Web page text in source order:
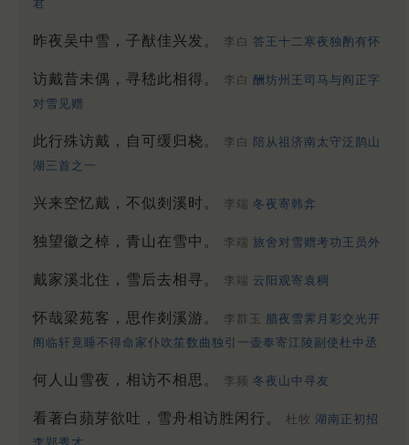
君
昨夜吴中雪，子猷佳兴发。 李白 答王十二寒夜独酌有怀
访戴昔未偶，寻嵇此相得。 李白 酬坊州王司马与阎正字
对雪见赠
此行殊访戴，自可缓归桡。 李白 陪从祖济南太守泛鹊山
湖三首之一
兴来空忆戴，不似剡溪时。 李端 冬夜寄韩弇
独望徽之棹，青山在雪中。 李端 旅舍对雪赠考功王员外
戴家溪北住，雪后去相寻。 李端 云阳观寄袁稠
怀哉梁苑客，思作剡溪游。 李群玉
腊夜雪霁月彩交光开
阁临轩竟睡不得命家仆吹笙数曲独引一壶奉寄江陵副使杜中丞
何人山雪夜，相访不相思。 李频 冬夜山中寻友
看著白蘋芽欲吐，雪舟相访胜闲行。 杜牧 湖南正初招